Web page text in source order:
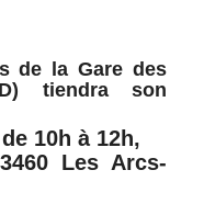
de la Gare des
tiendra son
10h à 12h,
Les Arcs-